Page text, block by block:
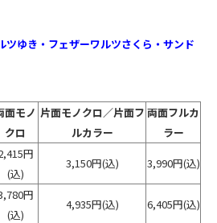
ゆき・フェザーワルツさくら・サンド
面モノ
クロ
片面モノクロ／片面フ
ルカラー
両面フルカ
ラー
円
(込)
3,150円(込) 3,990円(込)
円
(込)
4,935円(込) 6,405円(込)